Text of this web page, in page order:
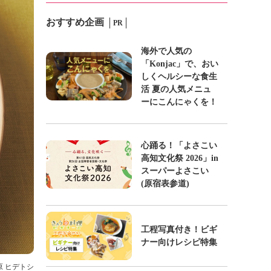
ヒデトシ
おすすめ企画 PR
海外で人気の
「Konjac」で、おい
しくヘルシーな食生
活 夏の人気メニュ
ーにこんにゃくを！
心踊る！「よさこい
高知文化祭 2026」in
スーパーよさこい
(原宿表参道)
工程写真付き！ビギ
ナー向けレシピ特集